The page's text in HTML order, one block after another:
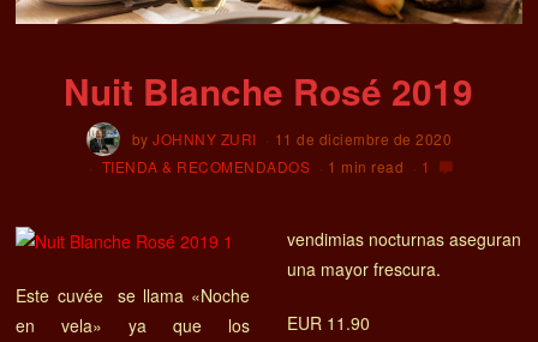
Nuit Blanche Rosé 2019
byJOHNNY ZURI
11 de diciembre de 2020
TIENDA & RECOMENDADOS
1 min read 1
Este cuvée se llama «Noche
en vela» ya que los
vendimias nocturnas aseguran
una mayor frescura.
EUR 11.90